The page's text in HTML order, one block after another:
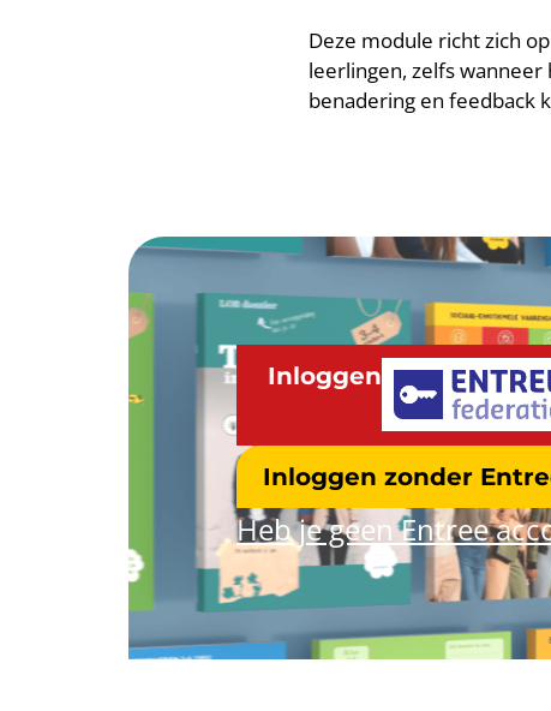
Deze module richt zich
leerlingen, zelfs
benadering en feedback
Inloggen
Inloggen zonder
Heb je geen Entree